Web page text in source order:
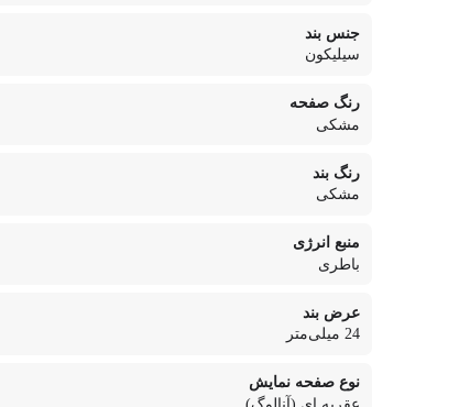
جنس بند
سیلیکون
رنگ صفحه
مشکی
رنگ بند
مشکی
منبع انرژی
باطری
عرض بند
24 میلی‌متر
نوع صفحه نمایش